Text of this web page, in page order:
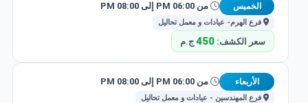
الخميس من 06:00 PM إلى 08:00 PM
فرع الهرم- عيادات و معمل تحاليل
سعر الكشف: 450 ج.م
الأربعاء من 06:00 PM إلى 08:00 PM
فرع المهندسين - عيادات و معمل تحاليل